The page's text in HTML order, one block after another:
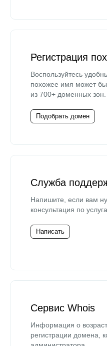
Регистрация
Воспользуйтесь
похожее имя может
из 700+ доменных зон.
Подобрать домен
Служба
Напишите, если вам
консультация по
Написать
Сервис Whois
Информация о
регистрации домена,